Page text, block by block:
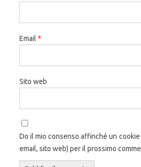
Email *
Sito web
Do il mio consenso affinché un cookie
email, sito web) per il prossimo